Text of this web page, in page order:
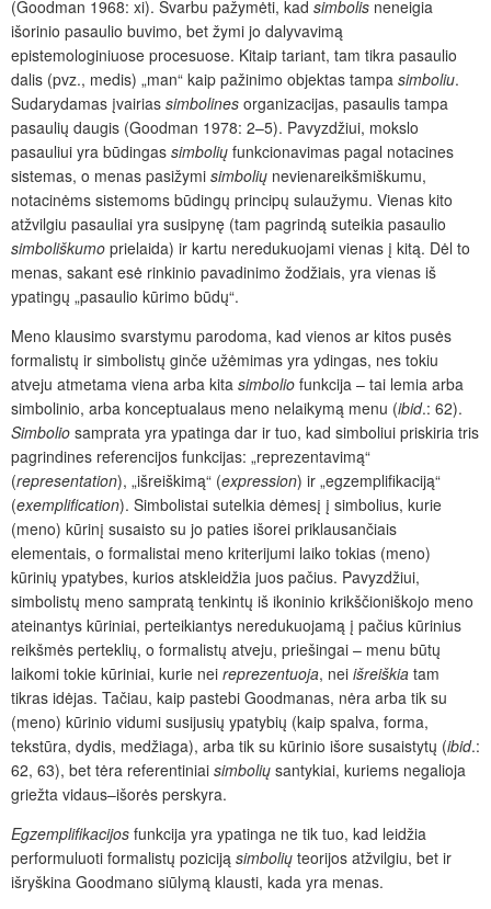
(Good­man 1968: xi). Svarbu pažymėti, kad simbolis neneigia
išorinio pasaulio buvimo, bet žymi jo dalyvavimą
epistemologiniuose procesuose. Kitaip tariant, tam tikra pasaulio
dalis (pvz., medis) „man“ kaip pažinimo objektas tampa simboliu.
Sudarydamas įvairias simbolines organizacijas, pasaulis tampa
pasaulių daugis (Goodman 1978: 2–5). Pavyzdžiui, mokslo
pasauliui yra būdingas simbolių funkcionavimas pagal notacines
sistemas, o menas pasižymi simbolių nevienareikšmiškumu,
notacinėms sistemoms būdingų principų sulaužymu. Vienas kito
atžvilgiu pasauliai yra susipynę (tam pagrindą suteikia pasaulio
simboliškumo prielaida) ir kartu neredukuojami vienas į kitą. Dėl to
menas, sakant esė rinkinio pavadinimo žodžiais, yra vienas iš
ypatingų „pasaulio kūrimo būdų“.
Meno klausimo svarstymu parodoma, kad vienos ar kitos pusės
formalistų ir simbolistų ginče užėmimas yra ydingas, nes tokiu
atveju atmetama viena arba kita simbolio funkcija – tai lemia arba
simbolinio, arba konceptualaus meno nelaikymą menu (ibid.: 62).
Simbolio samprata yra ypatinga dar ir tuo, kad simboliui priskiria tris
pagrindines referencijos funkcijas: „reprezentavimą“
(representation), „išreiškimą“ (expression) ir „egzemplifikaciją“
(exemplification). Simbolistai sutelkia dėmesį į simbolius, kurie
(meno) kūrinį susaisto su jo paties išorei priklausančiais
elementais, o formalistai meno kriterijumi laiko tokias (meno)
kūrinių ypatybes, kurios atskleidžia juos pačius. Pavyzdžiui,
simbolistų meno sampratą tenkintų iš ikoninio krikščioniškojo meno
ateinantys kūriniai, perteikiantys neredukuojamą į pačius kūrinius
reikšmės perteklių, o formalistų atveju, priešingai – menu būtų
laikomi tokie kūriniai, kurie nei reprezentuoja, nei išreiškia tam
tikras idėjas. Tačiau, kaip pastebi Goodmanas, nėra arba tik su
(meno) kūrinio vidumi susijusių ypatybių (kaip spalva, forma,
tekstūra, dydis, medžiaga), arba tik su kūrinio išore susaistytų (ibid.:
62, 63), bet tėra referentiniai simbolių santykiai, kuriems negalioja
griežta vidaus–išorės perskyra.
Egzemplifikacijos funkcija yra ypatinga ne tik tuo, kad leidžia
performuluoti formalistų poziciją simbolių teorijos atžvilgiu, bet ir
išryškina Goodmano siūlymą klausti, kada yra menas.